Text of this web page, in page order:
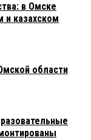
в Омске
и казахском
области